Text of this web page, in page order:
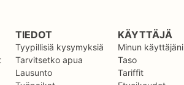
TIEDOT
Tyypillisiä kysymyksiä
Tarvitsetko apua
Lausunto
KÄYTTÄJÄ
Minun käyttäjäni
Taso
Tariffit